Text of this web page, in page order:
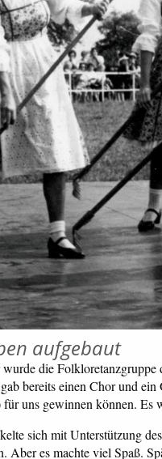
aufgebaut
die
bereits einen Chor und
uns gewinnen können. Es
sich mit Unterstützung
Aber es machte viel Spaß.